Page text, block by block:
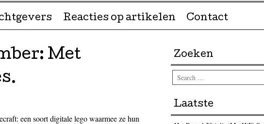
Reacties op artikelen Contact
Met
een soort digitale lego waarmee ze hun
Zoeken
Search
Laatste